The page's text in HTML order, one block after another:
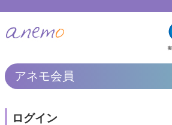
アネモ会員
ログイン